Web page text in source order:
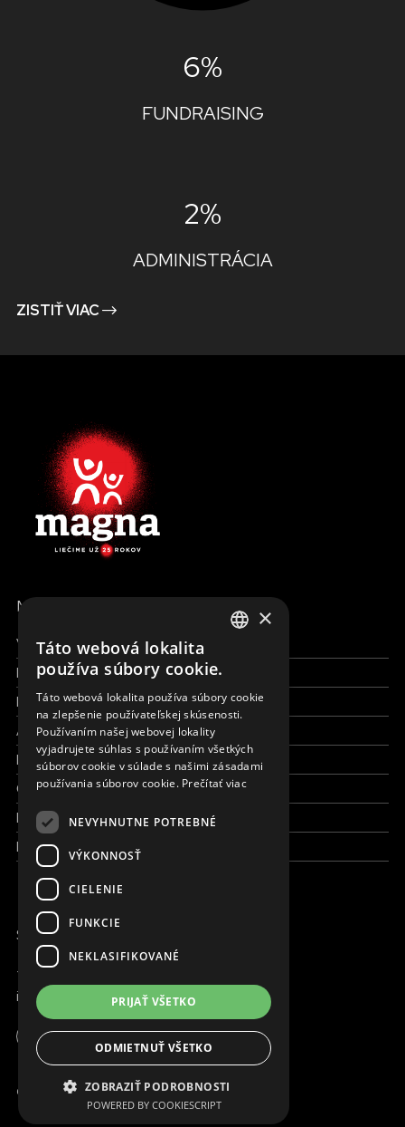
Slovensko
Apoteka + Pinakoteka
Pracujte s nami
Kontakt
6%
FUNDRAISING
2%
ADMINISTRÁCIA
ZISTIŤ VIAC
MENU
Všetky formy pomoci
Financie a reporty
Pracujte s nami
Aktuálne
Kto sme
Čo robíme
Kde robíme
Kontaktujte nás
SME ONLINE
+421 917 827 827
info@magna.org
© Copyright MAGNA. 2001 - 2026
CZECH
FRENCH
×
Táto webová lokalita
používa súbory cookie.
Táto webová lokalita používa súbory cookie
na zlepšenie používateľskej skúsenosti.
Používaním našej webovej lokality
vyjadrujete súhlas s používaním všetkých
súborov cookie v súlade s našimi zásadami
používania súborov cookie. Prečítať viac
NEVYHNUTNE POTREBNÉ
VÝKONNOSŤ
CIELENIE
FUNKCIE
NEKLASIFIKOVANÉ
PRIJAŤ VŠETKO
ODMIETNUŤ VŠETKO
ZOBRAZIŤ PODROBNOSTI
POWERED BY COOKIESCRIPT